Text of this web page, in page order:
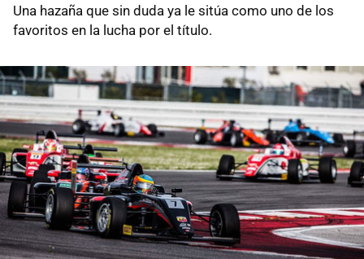
Una hazaña que sin duda ya le sitúa como uno de los
favoritos en la lucha por el título.